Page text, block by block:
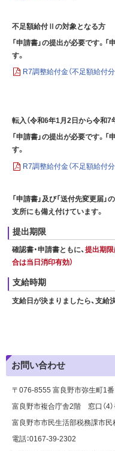
不足額給付Ⅱの対象となる方
「申請書」の提出が必要です。
す。
R7調整給付金（不足額給付
転入（令和6年1月2日から令和7
「申請書」の提出が必要です。
す。
R7調整給付金（不足額給付分
「申請書」及び「送付先変更届」
支所にも備え付けています。
提出期限
確認書・申請書ともに、提出期限
合は当日消印有効）
支給時期
支給日が決まりましたら、支給
お問い合わせ
〒076-8555 富良野市弥生町1
富良野市複合庁舎2階 窓口（4）
富良野市市民生活部税務課市民
電話：0167-39-2302